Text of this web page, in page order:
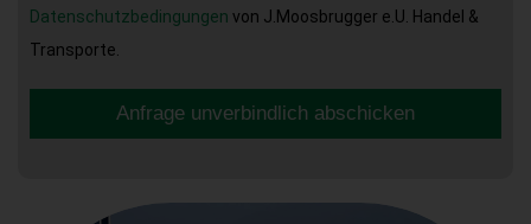
Datenschutzbedingungen von J.Moosbrugger e.U. Handel &
Transporte.
Anfrage unverbindlich abschicken